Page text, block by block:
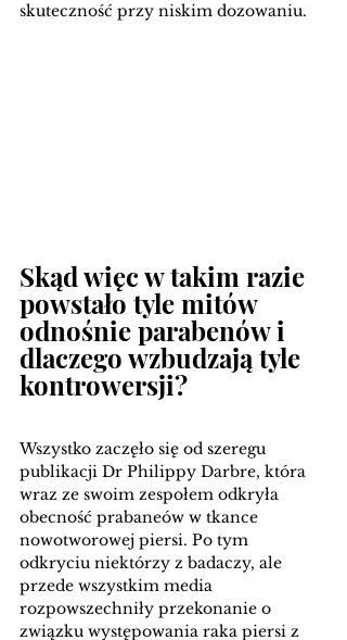
skuteczność przy niskim dozowaniu.
Skąd więc w takim razie
powstało tyle mitów
odnośnie parabenów i
dlaczego wzbudzają tyle
kontrowersji?
Wszystko zaczęło się od szeregu
publikacji Dr Philippy Darbre, która
wraz ze swoim zespołem odkryła
obecność prabaneów w tkance
nowotworowej piersi. Po tym
odkryciu niektórzy z badaczy, ale
przede wszystkim media
rozpowszechniły przekonanie o
związku występowania raka piersi z